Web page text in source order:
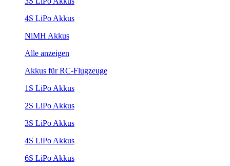
4S LiPo Akkus
NiMH Akkus
Alle anzeigen
Akkus für RC-Flugzeuge
1S LiPo Akkus
2S LiPo Akkus
3S LiPo Akkus
4S LiPo Akkus
6S LiPo Akkus